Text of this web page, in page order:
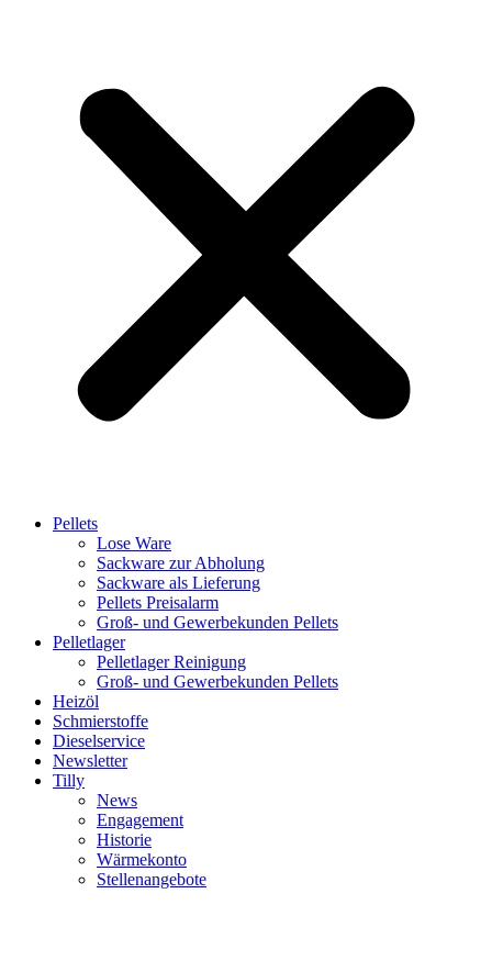
Pellets
Lose Ware
Sackware zur Abholung
Sackware als Lieferung
Pellets Preisalarm
Groß- und Gewerbekunden Pellets
Pelletlager
Pelletlager Reinigung
Groß- und Gewerbekunden Pellets
Heizöl
Schmierstoffe
Dieselservice
Newsletter
Tilly
News
Engagement
Historie
Wärmekonto
Stellenangebote